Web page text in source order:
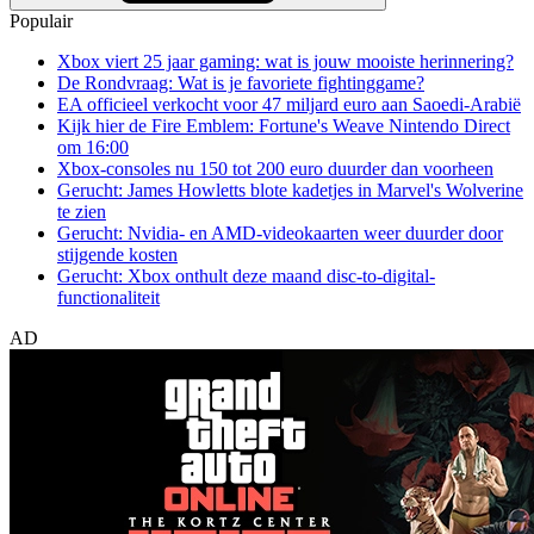
Populair
Xbox viert 25 jaar gaming: wat is jouw mooiste herinnering?
De Rondvraag: Wat is je favoriete fightinggame?
EA officieel verkocht voor 47 miljard euro aan Saoedi-Arabië
Kijk hier de Fire Emblem: Fortune's Weave Nintendo Direct
om 16:00
Xbox-consoles nu 150 tot 200 euro duurder dan voorheen
Gerucht: James Howletts blote kadetjes in Marvel's Wolverine
te zien
Gerucht: Nvidia- en AMD-videokaarten weer duurder door
stijgende kosten
Gerucht: Xbox onthult deze maand disc-to-digital-
functionaliteit
AD